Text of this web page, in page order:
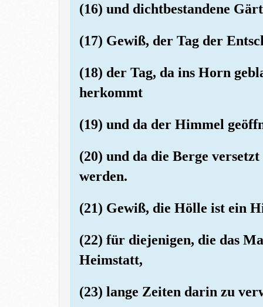
(16) und dichtbestandene
(17) Gewiß, der Tag der
(18) der Tag, da ins Horn
herkommt
(19) und da der Himmel
(20) und da die Berge
werden.
(21) Gewiß, die Hölle ist ein
(22) für diejenigen, die das
Heimstatt,
(23) lange Zeiten darin zu